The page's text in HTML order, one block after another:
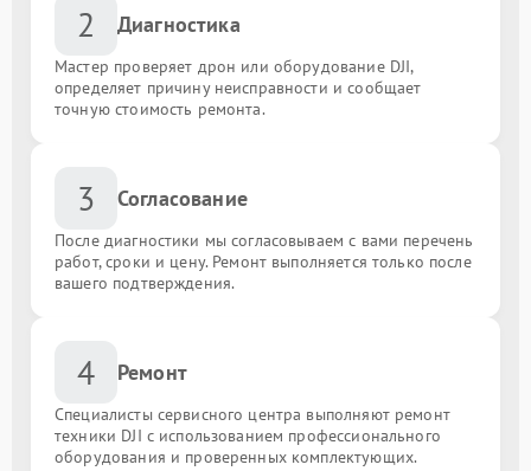
2 Диагностика
Мастер проверяет дрон или оборудование DJI,
определяет причину неисправности и сообщает
точную стоимость ремонта.
3 Согласование
После диагностики мы согласовываем с вами перечень
работ, сроки и цену. Ремонт выполняется только после
вашего подтверждения.
4 Ремонт
Специалисты сервисного центра выполняют ремонт
техники DJI с использованием профессионального
оборудования и проверенных комплектующих.